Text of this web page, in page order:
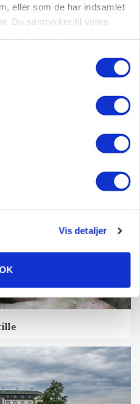
eller som de har indsamlet
Du samtykker til vores
Vis detaljer
afprøves i år
på elefantgræs